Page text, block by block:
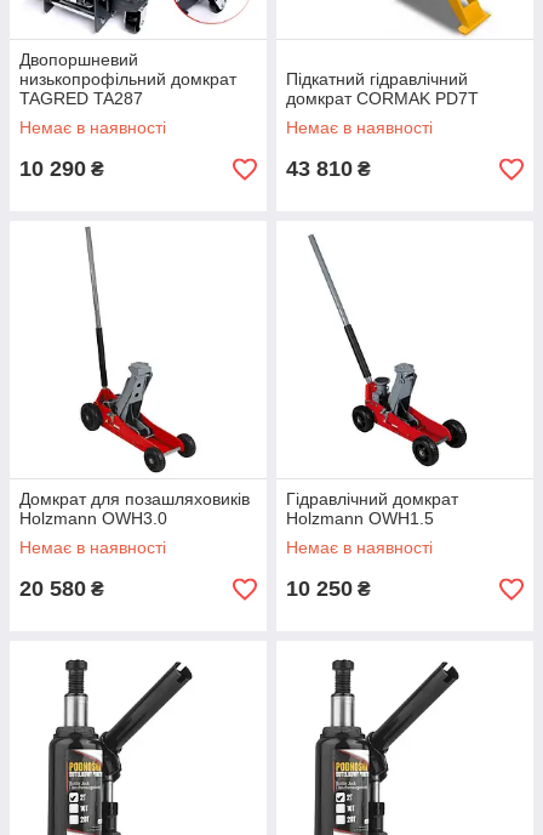
Двопоршневий
низькопрофільний домкрат
TAGRED TA287
Немає в наявності
10 290 ₴
Підкатний гідравлічний
домкрат CORMAK PD7T
Немає в наявності
43 810 ₴
Домкрат для позашляховиків
Holzmann OWH3.0
Немає в наявності
20 580 ₴
Гідравлічний домкрат
Holzmann OWH1.5
Немає в наявності
10 250 ₴